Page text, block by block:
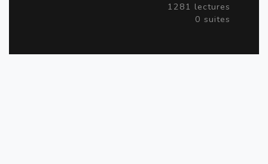
1281 lectures
0 suites